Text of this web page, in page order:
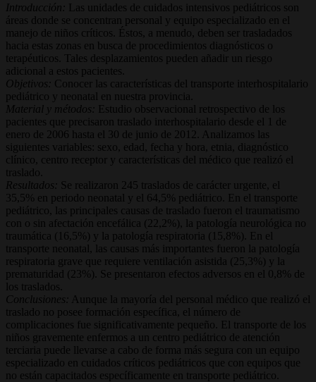
Introducción:
Las unidades de cuidados intensivos pediátricos son
áreas donde se concentran personal y equipo especializado en el
manejo de niños críticos. Éstos, a menudo, deben ser trasladados
hacia estas zonas en busca de procedimientos diagnósticos o
terapéuticos. Tales desplazamientos pueden añadir un riesgo
adicional a estos pacientes.
Objetivos:
Conocer las características del transporte interhospitalario
pediátrico y neonatal en nuestra provincia.
Material y métodos:
Estudio observacional retrospectivo de los
pacientes que precisaron traslado interhospitalario desde el 1 de
enero de 2006 hasta el 30 de junio de 2012. Analizamos las
siguientes variables: sexo, edad, fecha y hora, etnia, diagnóstico
clínico, centro receptor y características del médico que realizó el
traslado.
Resultados:
Se realizaron 245 traslados de carácter urgente, el
35,5% en periodo neonatal y el 64,5% pediátrico. En el transporte
pediátrico, las principales causas de traslado fueron el traumatismo
con o sin afectación encefálica (22,2%), la patología neurológica no
traumática (16,5%) y la patología respiratoria (15,8%). En el
transporte neonatal, las causas más importantes fueron la patología
respiratoria grave que requiere ventilación asistida (25,3%) y la
prematuridad (23%). Se presentaron efectos adversos en el 0,8% de
los traslados.
Conclusiones:
Aunque la mayoría del personal médico que realizó el
traslado no posee formación específica, el número de
complicaciones fue significativamente pequeño. El transporte de los
niños gravemente enfermos a un centro pediátrico de atención
terciaria puede llevarse a cabo de forma más segura con un equipo
especializado en cuidados críticos pediátricos que con equipos que
no están capacitados específicamente en transporte pediátrico.